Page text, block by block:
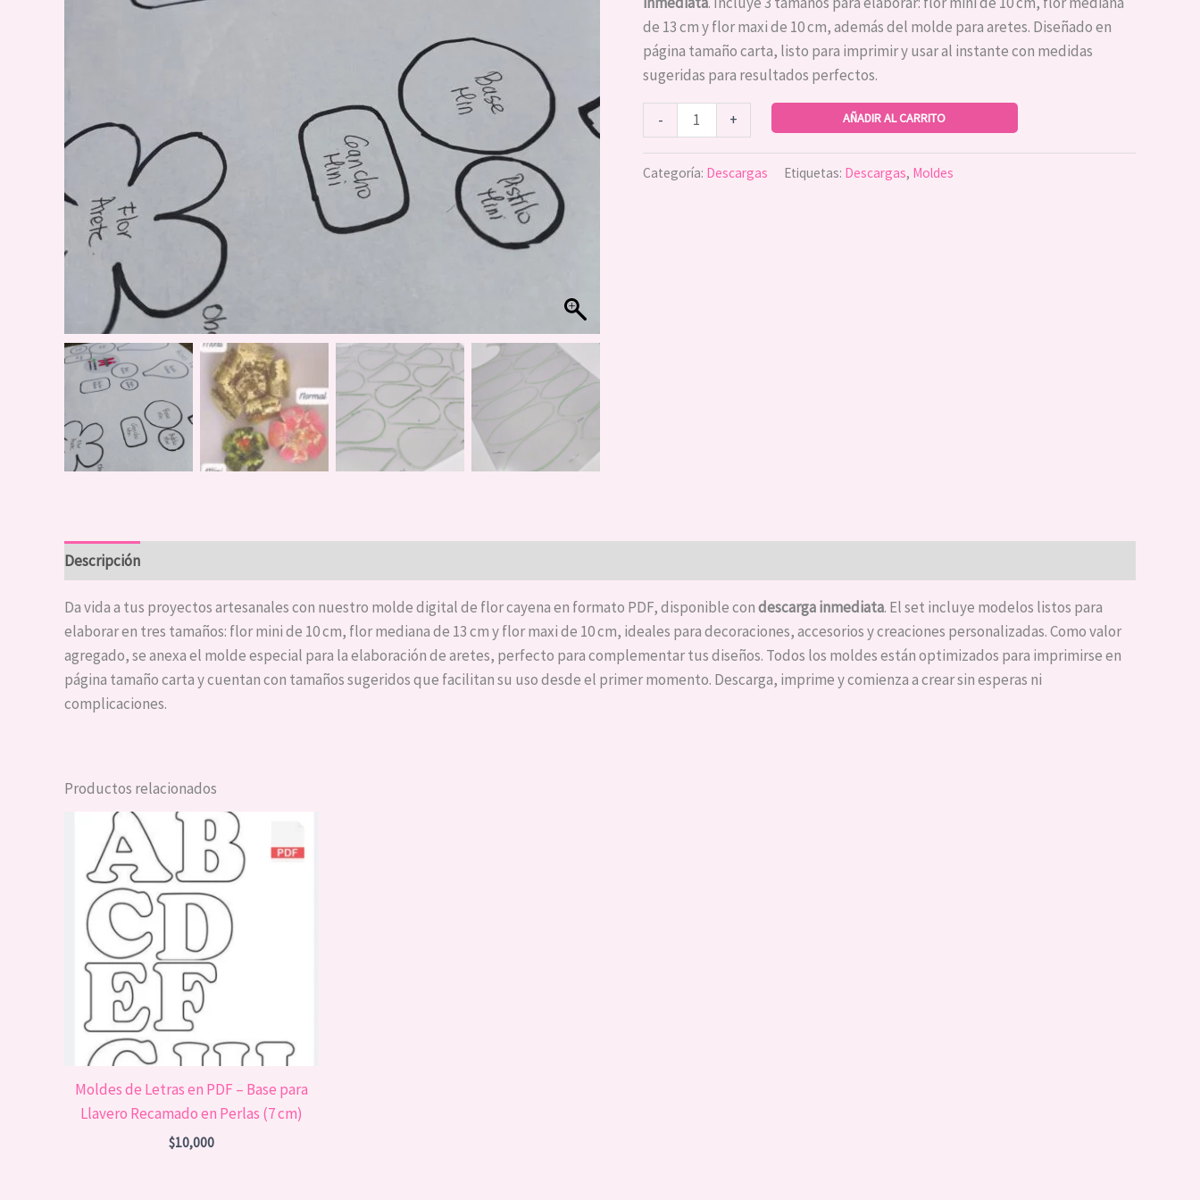
de 13 cm y flor maxi de 10 cm, además del molde para aretes. Diseñado en
página tamaño carta, listo para imprimir y usar al instante con medidas
sugeridas para resultados perfectos.
-
Molde
Aretes
cantidad
+ AÑADIR AL CARRITO
Categoría: Descargas Etiquetas: Descargas, Moldes
Descripción
Da vida a tus proyectos artesanales con nuestro molde digital de flor cayena en formato PDF, disponible condescarga inmediata. El set incluye modelos listos para
elaborar en tres tamaños: flor mini de 10 cm, flor mediana de 13 cm y flor maxi de 10 cm, ideales para decoraciones, accesorios y creaciones personalizadas. Como valor
agregado, se anexa el molde especial para la elaboración de aretes, perfecto para complementar tus diseños. Todos los moldes están optimizados para imprimirse en
página tamaño carta y cuentan con tamaños sugeridos que facilitan su uso desde el primer momento. Descarga, imprime y comienza a crear sin esperas ni
complicaciones.
Productos relacionados
Moldes de Letras en PDF – Base para
Llavero Recamado en Perlas (7 cm)
$10,000